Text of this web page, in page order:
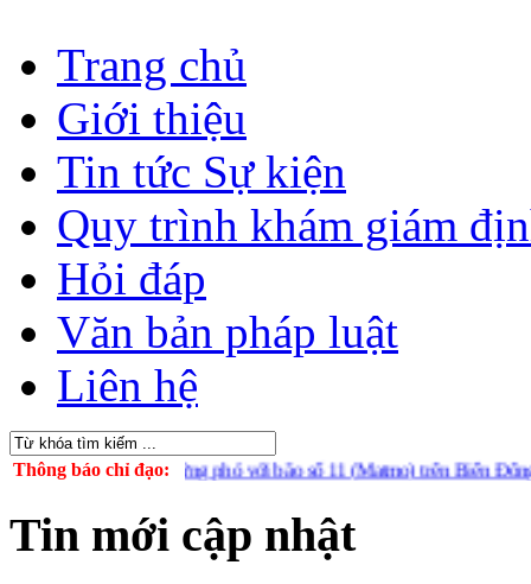
Trang chủ
Giới thiệu
Tin tức Sự kiện
Quy trình khám giám
Hỏi đáp
Văn bản pháp luật
Liên hệ
Thông báo chỉ đạo:
chủ động ứng phó với bão số 11 (Matmo) trên Biển Đông ] [
Tin mới cập nhật